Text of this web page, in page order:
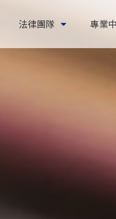
法律團隊 專業